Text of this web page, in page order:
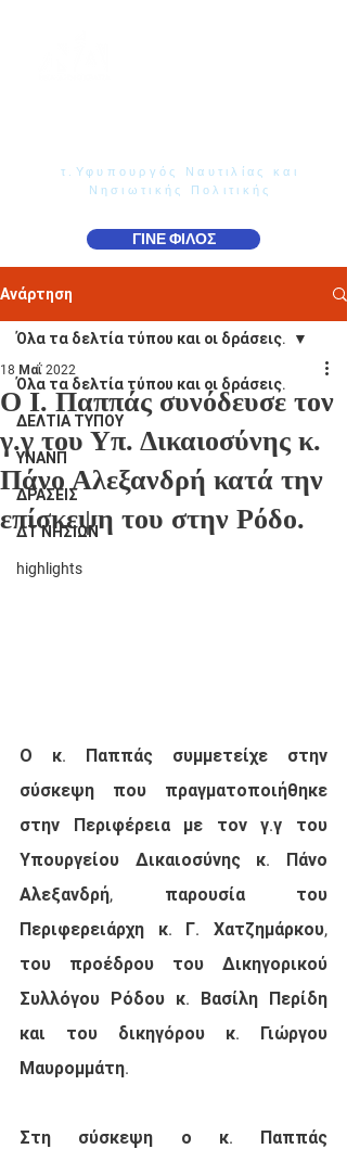
τ.Υφυπουργός Ναυτιλίας και
Νησιωτικής Πολιτικής
ΓΙΝΕ ΦΙΛΟΣ
Ανάρτηση
Όλα τα δελτία τύπου και οι δράσεις.
ΔΕΛΤΙΑ ΤΥΠΟΥ
ΥΝΑΝΠ
ΔΡΑΣΕΙΣ
ΔΤ ΝΗΣΙΩΝ
highlights
Όλα τα δελτία τύπου και οι δράσεις.
Ο Ι. Παππάς συνόδευσε τον
γ.γ του Υπ. Δικαιοσύνης κ.
Πάνο Αλεξανδρή κατά την
επίσκεψη του στην Ρόδο.
18 Μαΐ 2022
Ο κ. Παππάς συμμετείχε στην
σύσκεψη που πραγματοποιήθηκε
στην Περιφέρεια με τον γ.γ του
Υπουργείου Δικαιοσύνης κ. Πάνο
Αλεξανδρή, παρουσία του
Περιφερειάρχη κ. Γ. Χατζημάρκου,
του προέδρου του Δικηγορικού
Συλλόγου Ρόδου κ. Βασίλη Περίδη
και του δικηγόρου κ. Γιώργου
Μαυρομμάτη.
Στη σύσκεψη ο κ. Παππάς